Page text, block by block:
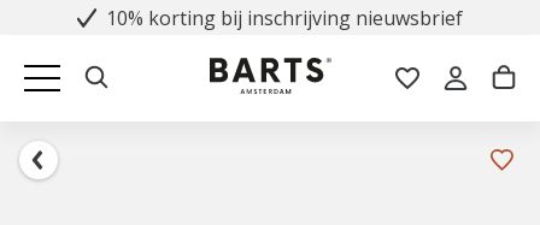
10% korting bij inschrijving nieuwsbrief